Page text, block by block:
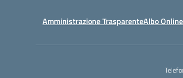
Amministrazione TrasparenteAlbo Online